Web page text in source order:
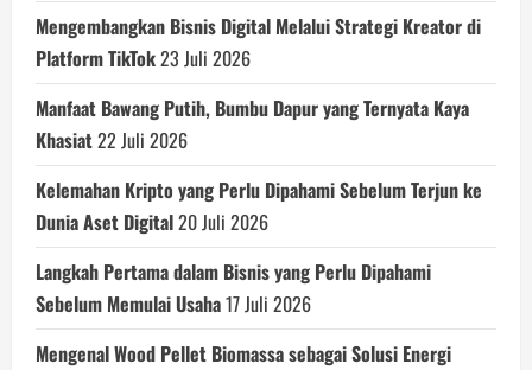
Mengembangkan Bisnis Digital Melalui Strategi Kreator di
Platform TikTok23 Juli 2026
Manfaat Bawang Putih, Bumbu Dapur yang Ternyata Kaya
Khasiat22 Juli 2026
Kelemahan Kripto yang Perlu Dipahami Sebelum Terjun ke
Dunia Aset Digital20 Juli 2026
Langkah Pertama dalam Bisnis yang Perlu Dipahami
Sebelum Memulai Usaha17 Juli 2026
Mengenal Wood Pellet Biomassa sebagai Solusi Energi